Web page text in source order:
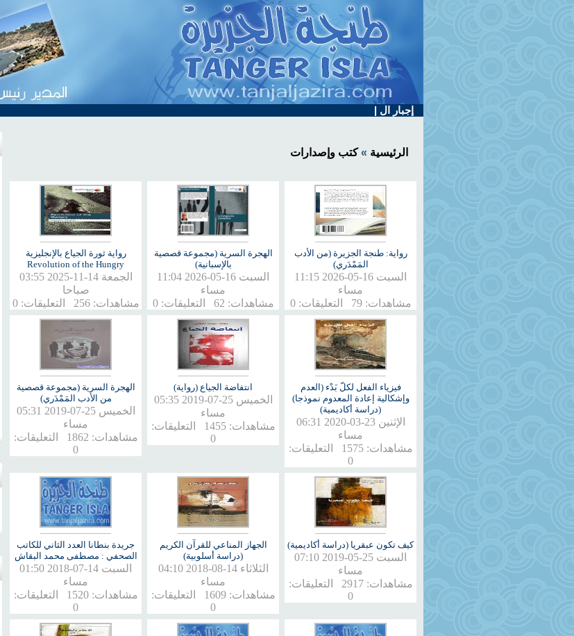
إجبار الأطر التربوية بمركز التفتح الفني و |
الرئيسية »كتب وإصدارات
رواية: طنجة الجزيرة (من الأدب
المَمْدَري)
السبت 16-05-2026 11:15
مساء
مشاهدات: 79 التعليقات: 0
الهجرة السرية (مجموعة قصصية
بالإسبانية)
السبت 16-05-2026 11:04
مساء
مشاهدات: 62 التعليقات: 0
رواية ثورة الجياع بالإنجليزية
Revolution of the Hungry
الجمعة 14-11-2025 03:55
صباحا
مشاهدات: 256 التعليقات: 0
فيزياء الفعل لكلّ بَدْء (العدم
وإشكالية إعادة المعدوم نموذجا)
(دراسة أكاديمية)
الإثنين 23-03-2020 06:31
مساء
مشاهدات: 1575 التعليقات:
0
انتفاضة الجياع (رواية)
الخميس 25-07-2019 05:35
مساء
مشاهدات: 1455 التعليقات:
0
الهجرة السرية (مجموعة قصصية
من الأدب المَمْدَري)
الخميس 25-07-2019 05:31
مساء
مشاهدات: 1862 التعليقات:
0
كيف تكون عبقريا (دراسة أكاديمية)
السبت 25-05-2019 07:10
مساء
مشاهدات: 2917 التعليقات:
0
الجهاز المناعي للقرآن الكريم
(دراسة أسلوبية)
الثلاثاء 14-08-2018 04:10
مساء
مشاهدات: 1609 التعليقات:
0
جريدة بنطانا العدد الثاني للكاتب
الصحفي : مصطفى محمد البقاش
السبت 14-07-2018 01:50
مساء
مشاهدات: 1520 التعليقات:
0